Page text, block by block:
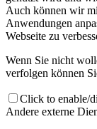
Auch können wir
Anwendungen
Webseite zu
Wenn Sie nicht
verfolgen können
Click to enable/
Andere externe